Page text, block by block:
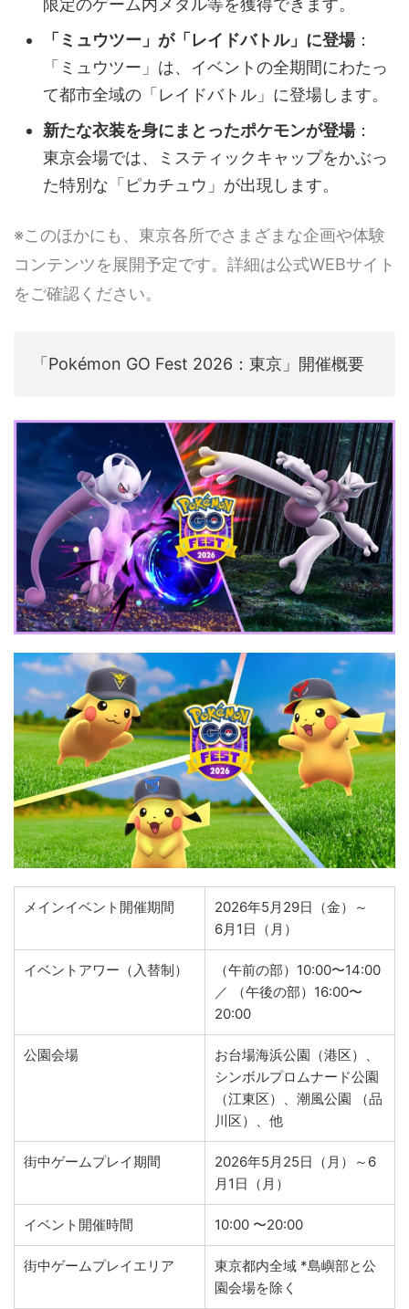
限定のゲーム内メダル等を獲得できます。
「ミュウツー」が「レイドバトル」に登場：
「ミュウツー」は、イベントの全期間にわたっ
て都市全域の「レイドバトル」に登場します。
新たな衣装を身にまとったポケモンが登場：
東京会場では、ミスティックキャップをかぶっ
た特別な「ピカチュウ」が出現します。
※このほかにも、東京各所でさまざまな企画や体験
コンテンツを展開予定です。詳細は公式WEBサイト
をご確認ください。
「Pokémon GO Fest 2026：東京」開催概要
メインイベント開催期間
2026年5月29日（金）～
6月1日（月）
イベントアワー（入替制）
（午前の部）10:00〜14:00
／ （午後の部）16:00〜
20:00
公園会場
お台場海浜公園（港区）、
シンボルプロムナード公園
（江東区）、潮風公園 （品
川区）、他
街中ゲームプレイ期間
2026年5月25日（月）～6
月1日（月）
イベント開催時間 10:00 〜20:00
街中ゲームプレイエリア
東京都内全域 *島嶼部と公
園会場を除く